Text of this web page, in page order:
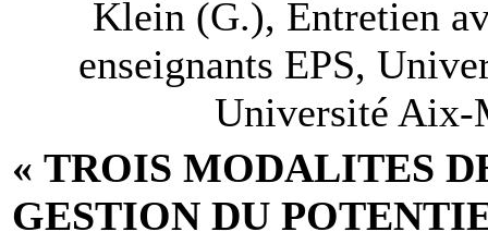
Klein (G.), Entretien
enseignants EPS,
Université Aix-
« TROIS MODALITES
GESTION DU